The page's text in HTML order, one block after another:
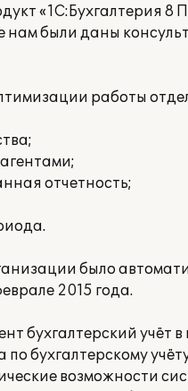
«1С:Бухгалтерия 8
нам были даны
работы
отчетность;
было
2015 года.
бухгалтерский учёт
по бухгалтерскому
возможности